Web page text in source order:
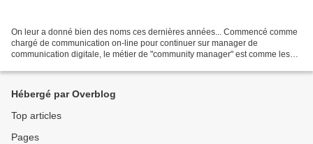
On leur a donné bien des noms ces dernières années... Commencé comme
chargé de communication on-line pour continuer sur manager de
communication digitale, le métier de "community manager" est comme les
Hébergé par Overblog
Top articles
Pages